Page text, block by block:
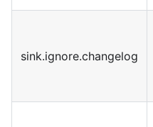
sink.ignore.changelog